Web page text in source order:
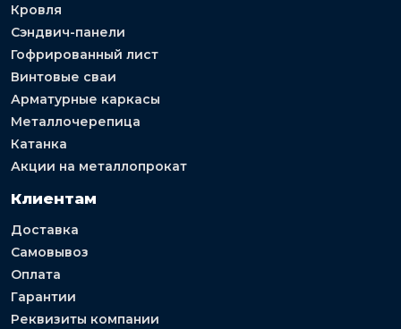
Кровля
Сэндвич-панели
Гофрированный лист
Винтовые сваи
Арматурные каркасы
Металлочерепица
Катанка
Акции на металлопрокат
Клиентам
Доставка
Самовывоз
Оплата
Гарантии
Реквизиты компании